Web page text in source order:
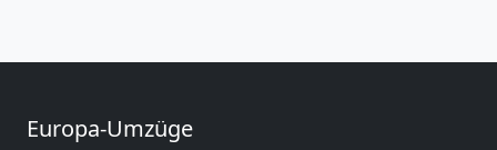
Europa-Umzüge